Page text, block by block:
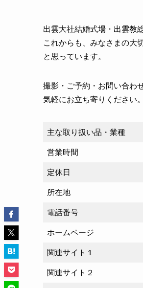
出雲大社結婚式場・出雲教
これからも、みなさまの大
と思っています。
撮影・ご予約・お問い合わ
気軽にお立ち寄りください。
主な取り扱い品・業種
営業時間
定休日
所在地
電話番号
ホームページ
関連サイト１
関連サイト２